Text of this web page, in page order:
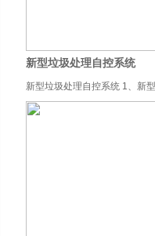
新型垃圾处理自控系统
新型垃圾处理自控系统 1、新
念及势 1.1充分利用...